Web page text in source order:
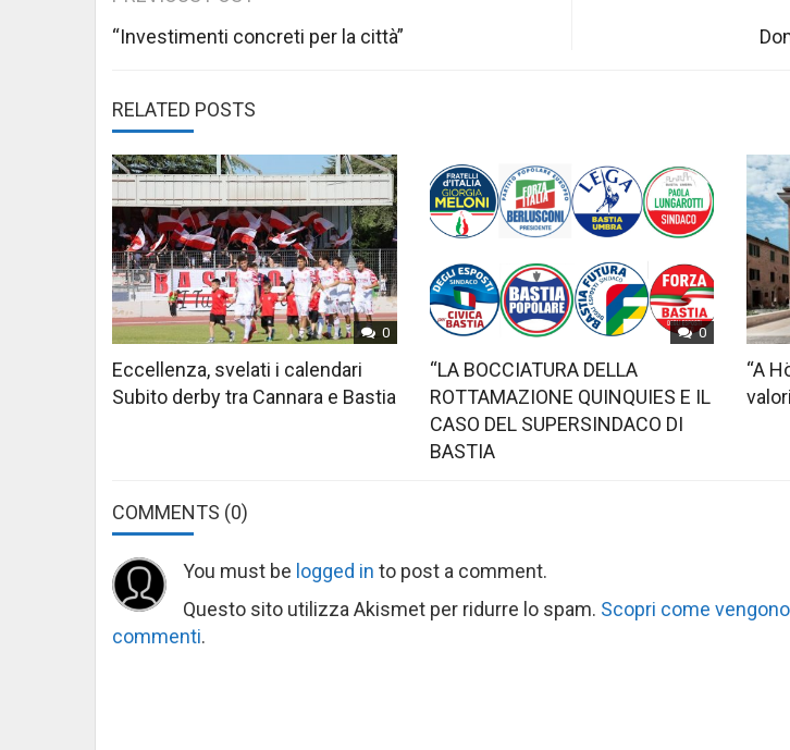
navigation
“Investimenti concreti per la città”
RELATED POSTS
0
Eccellenza, svelati i calendari
Subito derby tra Cannara e Bastia
0
“LA BOCCIATURA DELLA
ROTTAMAZIONE QUINQUIES E IL
CASO DEL SUPERSINDACO DI
BASTIA
“A
COMMENTS (0)
You must be logged in to post a comment.
Questo sito utilizza Akismet per ridurre lo spam. Scopri come
commenti.